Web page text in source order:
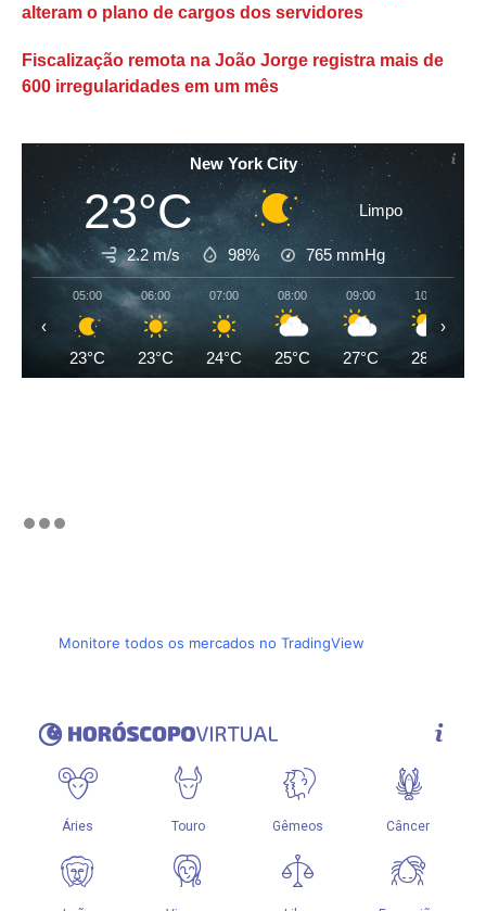
alteram o plano de cargos dos servidores
Fiscalização remota na João Jorge registra mais de
600 irregularidades em um mês
New York City
23°C Limpo
2.2 m/s 98% 765 mmHg
05:00
23°C
06:00
23°C
07:00
24°C
08:00
25°C
09:00
27°C
10:00
28°C
‹ ›
Monitore todos os mercados no TradingView